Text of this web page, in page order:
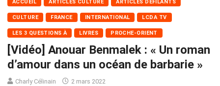
ACCUEIL ARTICLES CULTURE ARTICLES DÉFILANTS
CULTURE FRANCE INTERNATIONAL LCDA TV
LES 3 QUESTIONS À LIVRES PROCHE-ORIENT
[Vidéo] Anouar Benmalek : « Un roman
d’amour dans un océan de barbarie »
Charly Célinain 2 mars 2022